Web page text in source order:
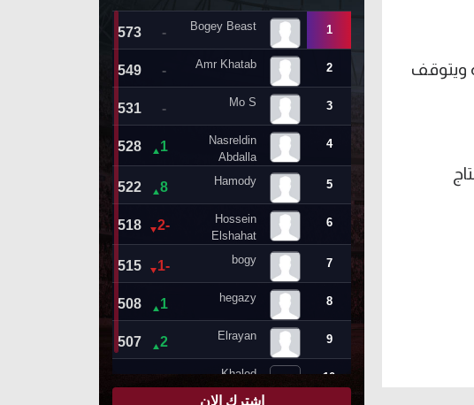
مقابل هدف ليرتفع رصيد الفريق إلى 31 نقطة ويتوقف